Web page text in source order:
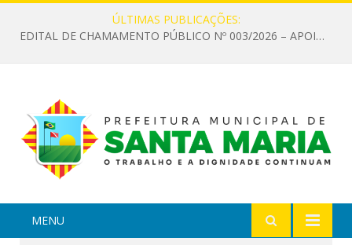
ÚLTIMAS PUBLICAÇÕES:
EDITAL DE CHAMAMENTO PÚBLICO Nº 003/2026 – APOIO À INFRAESTRUTURA CULTURAL
MENU